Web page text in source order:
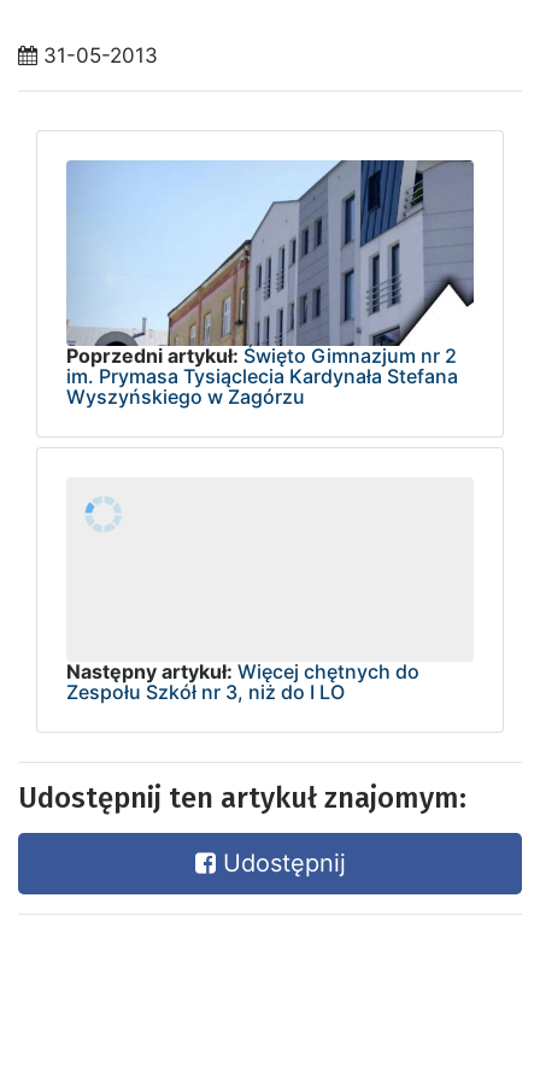
31-05-2013
Poprzedni artykuł: Święto Gimnazjum nr 2
im. Prymasa Tysiąclecia Kardynała Stefana
Wyszyńskiego w Zagórzu
Następny artykuł: Więcej chętnych do
Zespołu Szkół nr 3, niż do I LO
Udostępnij ten artykuł znajomym:
Udostępnij